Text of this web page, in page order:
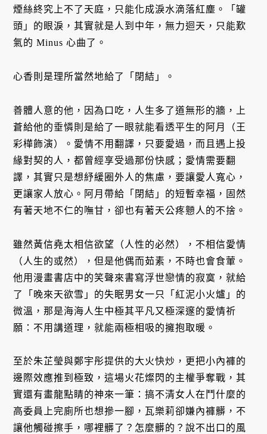
煙絲終究上不了天庭，只能化成淚水滴落紅塵。「罐
頭」的眼淚，其實就是人到中年，無力迴天，只能歎
氣的 Minus 心曲了。
心香則是理所當然地給了「閉結」。
善體人意的他，因為口吃，人生多了道無形的牆，上
蒼給他的垂憐則是給了一眼就能看透平生的阿月（王
彩樺飾演）。愛情不用翻譯，只要愛過，而且遇上投
緣對契的人，都曾經享受過那份快感；愛情需要翻
譯，其實只是想紓緩圈外人的焦慮，要讓愛人寬心，
更讓家人放心。阿月帶給「閉結」的短暫幸福，固然
有著天地不仁的嘸甘，卻也有著天公疼戅人的不捨。
雖然黃信堯太相信欲望（人性的必然），不相信愛情
（人生的或然），但是他偶而茹素，不時也會食葷。
他用漫畫書店中的笑聲來書寫浮世戀情的寂寞，就給
了「晚來天欲雪」的失眠男女一只「紅泥小火爐」的
微溫，那是海海人生中極其平凡又極深邃的愛情祈
願：不用講道理，就能兩極相吸的擁抱取暖。
至於朱芷瑩與鄭宇彤提供的大火快炒，更把小內褲的
邊際效應推到極致，這場火花燦閃的主權爭奪戰，其
實還有畫龍點睛的神來一筆：搞不清女人在鬥什麼的
高委員上完廁所也想摻一腳，瓦樂莉卻嫌內褲髒，不
讓他觸碰擦手，哪裡髒了？怎麼髒的？說不出口的風